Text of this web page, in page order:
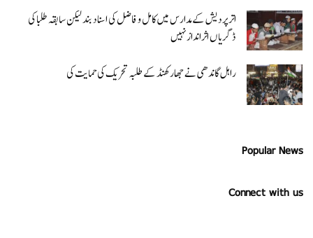
اتر پردیش کےمدارس میں کامل و فاضل کی اسناد بند لیکن سابقہ طلبا کی
ڈگریا ں اثرانداز نہیں
راہل گاندھی نے جھارکھنڈ کے طلبہ تحریک کی حمایت کی
Popular News
Connect with us